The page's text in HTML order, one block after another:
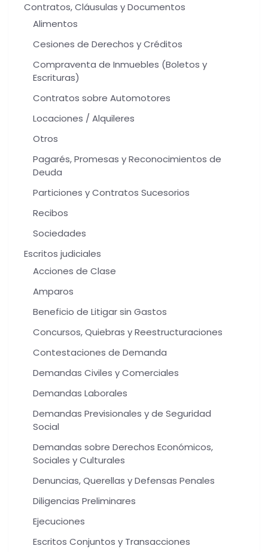
Contratos, Cláusulas y Documentos
Alimentos
Cesiones de Derechos y Créditos
Compraventa de Inmuebles (Boletos y
Escrituras)
Contratos sobre Automotores
Locaciones / Alquileres
Otros
Pagarés, Promesas y Reconocimientos de
Deuda
Particiones y Contratos Sucesorios
Recibos
Sociedades
Escritos judiciales
Acciones de Clase
Amparos
Beneficio de Litigar sin Gastos
Concursos, Quiebras y Reestructuraciones
Contestaciones de Demanda
Demandas Civiles y Comerciales
Demandas Laborales
Demandas Previsionales y de Seguridad
Social
Demandas sobre Derechos Económicos,
Sociales y Culturales
Denuncias, Querellas y Defensas Penales
Diligencias Preliminares
Ejecuciones
Escritos Conjuntos y Transacciones